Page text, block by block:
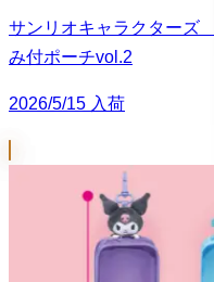
サンリオキャラクターズ
み付ポーチvol.2
2026/5/15 入荷